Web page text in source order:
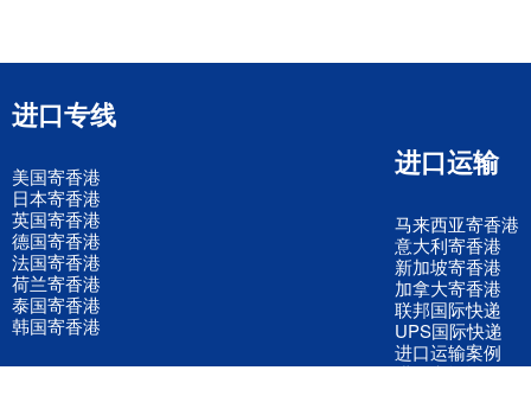
进口专线
美国寄香港
日本寄香港
英国寄香港
德国寄香港
法国寄香港
荷兰寄香港
泰国寄香港
韩国寄香港
进口运输
马来西亚寄香港
意大利寄香港
新加坡寄香港
加拿大寄香港
联邦国际快递
UPS国际快递
进口运输案例
进口空运订舱